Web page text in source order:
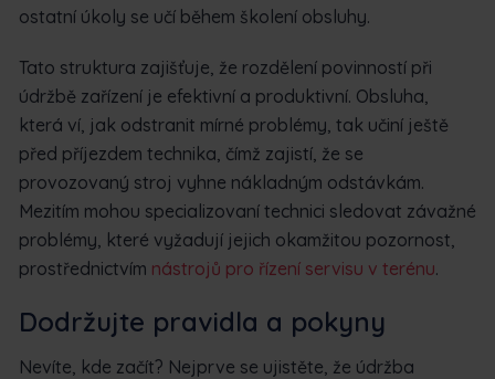
ostatní úkoly se učí během školení obsluhy.
Tato struktura zajišťuje, že rozdělení povinností při
údržbě zařízení je efektivní a produktivní. Obsluha,
která ví, jak odstranit mírné problémy, tak učiní ještě
před příjezdem technika, čímž zajistí, že se
provozovaný stroj vyhne nákladným odstávkám.
Mezitím mohou specializovaní technici sledovat závažné
problémy, které vyžadují jejich okamžitou pozornost,
prostřednictvím nástrojů pro řízení servisu v terénu.
Dodržujte pravidla a pokyny
Nevíte, kde začít? Nejprve se ujistěte, že údržba